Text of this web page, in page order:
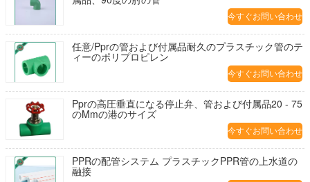
今すぐお問い合わせ
任意/Pprの管および付属品耐久のプラスチック管のテ
ィーのポリプロピレン
今すぐお問い合わせ
Pprの高圧垂直になる停止弁、管および付属品20 - 75
のMmの港のサイズ
今すぐお問い合わせ
PPRの配管システム プラスチックPPR管の上水道の
融接